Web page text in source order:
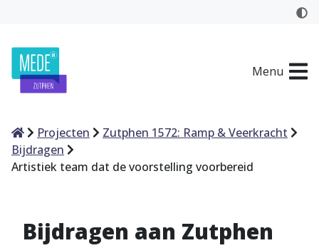
Menu
HomeProjecten
Zutphen 1572: Ramp & Veerkracht
Bijdragen
Artistiek team dat de voorstelling voorbereid
Bijdragen aan Zutphen